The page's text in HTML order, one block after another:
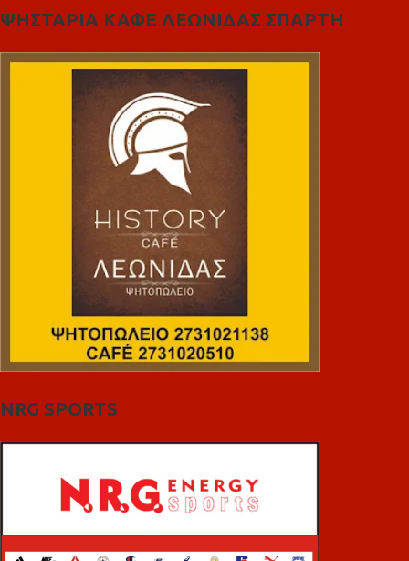
ΨΗΣΤΑΡΙΑ ΚΑΦΕ ΛΕΩΝΙΔΑΣ ΣΠΑΡΤΗ
NRG SPORTS